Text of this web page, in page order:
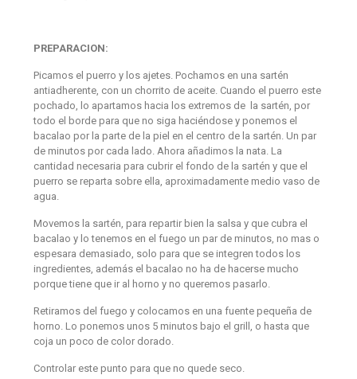
PREPARACION:
Picamos el puerro y los ajetes. Pochamos en una sartén
antiadherente, con un chorrito de aceite. Cuando el puerro este
pochado, lo apartamos hacia los extremos de la sartén, por
todo el borde para que no siga haciéndose y ponemos el
bacalao por la parte de la piel en el centro de la sartén. Un par
de minutos por cada lado. Ahora añadimos la nata. La
cantidad necesaria para cubrir el fondo de la sartén y que el
puerro se reparta sobre ella, aproximadamente medio vaso de
agua.
Movemos la sartén, para repartir bien la salsa y que cubra el
bacalao y lo tenemos en el fuego un par de minutos, no mas o
espesara demasiado, solo para que se integren todos los
ingredientes, además el bacalao no ha de hacerse mucho
porque tiene que ir al horno y no queremos pasarlo.
Retiramos del fuego y colocamos en una fuente pequeña de
horno. Lo ponemos unos 5 minutos bajo el grill, o hasta que
coja un poco de color dorado.
Controlar este punto para que no quede seco.